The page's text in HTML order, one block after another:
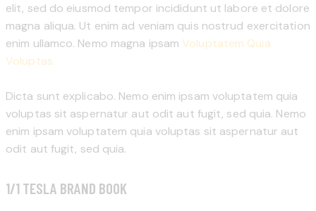
elit, sed do eiusmod tempor incididunt ut labore et dolore
magna aliqua. Ut enim ad veniam quis nostrud exercitation
enim ullamco. Nemo magna ipsam Voluptatem Quia
Voluptas.
Dicta sunt explicabo. Nemo enim ipsam voluptatem quia
voluptas sit aspernatur aut odit aut fugit, sed quia. Nemo
enim ipsam voluptatem quia voluptas sit aspernatur aut
odit aut fugit, sed quia.
1/1 TESLA BRAND BOOK